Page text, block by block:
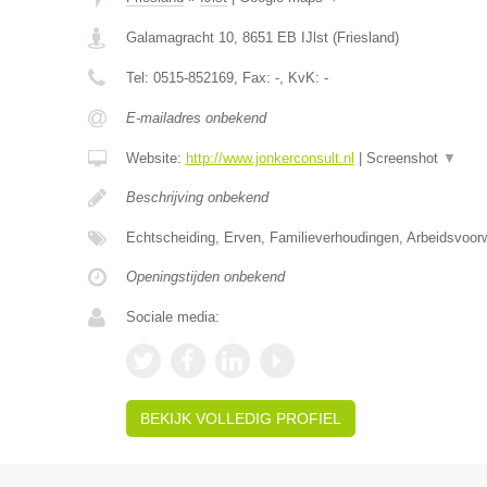
Galamagracht 10, 8651 EB IJlst(Friesland)
Tel: 0515-852169, Fax: -, KvK: -
E-mailadres onbekend
Website: http://www.jonkerconsult.nl Screenshot ▼
Beschrijving onbekend
Echtscheiding, Erven, Familieverhoudingen,
Openingstijden onbekend
Sociale media:
BEKIJK VOLLEDIG PROFIEL